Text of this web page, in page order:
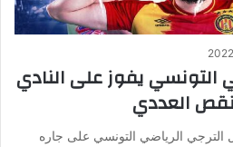
التونسي يفوز على النادي
الترجي الرياضي التونسي على جاره